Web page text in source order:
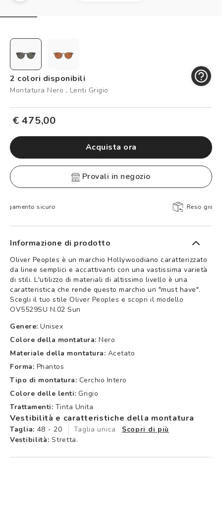
Controllo visivo
Logout
2 colori disponibili
Montatura Nero , Lenti Grigio
€ 475,00
Acquista ora
provali in negozio
Informazione di prodotto
Oliver Peoples è un marchio Hollywoodiano caratterizzato
da linee semplici e accattivanti con una vastissima varietà
di stili. L'utilizzo di materiali di altissimo livello è una
caratteristica che rende questo marchio un "must have".
Scegli il tuo stile Oliver Peoples e scopri il modello
OV5529SU N.02 Sun
Genere: Unisex
Colore della montatura: Nero
Materiale della montatura: Acetato
Forma: Phantos
Tipo di montatura: Cerchio Intero
Colore delle lenti: Grigio
Trattamenti: Tinta Unita
Vestibilità e caratteristiche della montatura
Taglia: 48 - 20 Taglia unica
Scopri di più
Vestibilità: Stretta.